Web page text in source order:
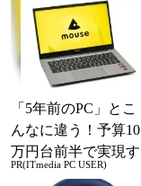
の最短1分購入」を実
現？
「5年前のPC」とこ
んなに違う！予算10
万円台前半で実現す
る快適PCライフ
PR(ITmedia PC USER)